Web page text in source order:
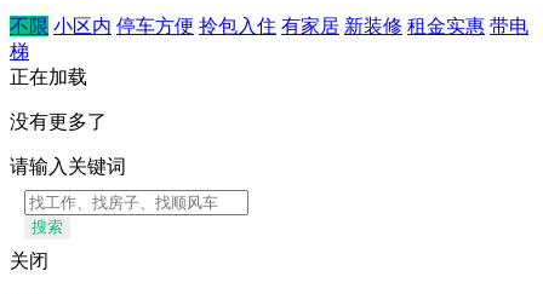
不限 小区内 停车方便 拎包入住 有家居 新装修 租金实惠 带电
梯
正在加载
没有更多了
请输入关键词
搜索
关闭